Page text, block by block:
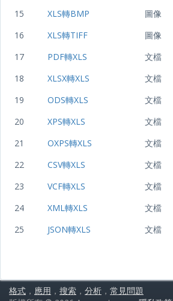
15 XLS轉BMP 圖像
16 XLS轉TIFF 圖像
17 PDF轉XLS 文檔
18 XLSX轉XLS 文檔
19 ODS轉XLS 文檔
20 XPS轉XLS 文檔
21 OXPS轉XLS 文檔
22 CSV轉XLS 文檔
23 VCF轉XLS 文檔
24 XML轉XLS 文檔
25 JSON轉XLS 文檔
格式 ， 應用 ， 搜索 ， 分析 ， 常見問題